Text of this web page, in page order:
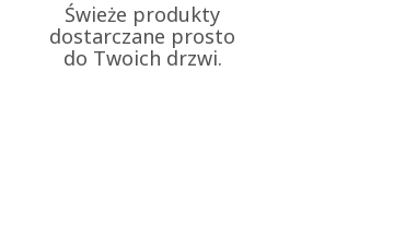
Świeże produkty
dostarczane prosto
do Twoich drzwi.